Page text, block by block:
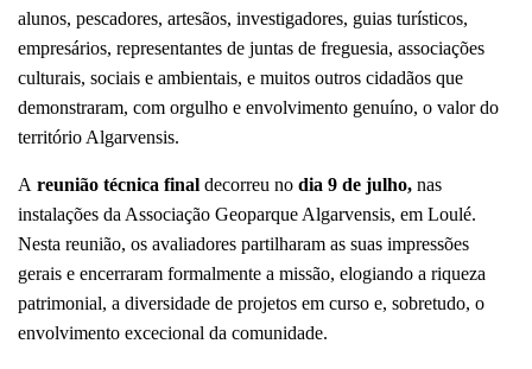
alunos, pescadores, artesãos, investigadores, guias turísticos,
empresários, representantes de juntas de freguesia, associações
culturais, sociais e ambientais, e muitos outros cidadãos que
demonstraram, com orgulho e envolvimento genuíno, o valor do
território Algarvensis.
A reunião técnica final decorreu no dia 9 de julho, nas
instalações da Associação Geoparque Algarvensis, em Loulé.
Nesta reunião, os avaliadores partilharam as suas impressões
gerais e encerraram formalmente a missão, elogiando a riqueza
patrimonial, a diversidade de projetos em curso e, sobretudo, o
envolvimento excecional da comunidade.